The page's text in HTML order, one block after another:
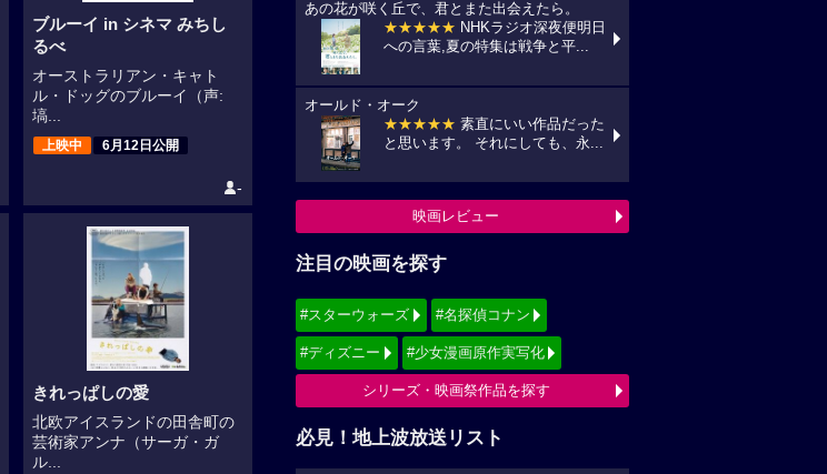
ブルーイ in シネマ みちし
るべ
オーストラリアン・キャト
ル・ドッグのブルーイ（声:
塙...
上映中 6月12日公開
-
きれっぱしの愛
北欧アイスランドの田舎町の
芸術家アンナ（サーガ・ガ
ル...
あの花が咲く丘で、君とまた出会えたら。
★★★★★ NHKラジオ深夜便明日
への言葉,夏の特集は戦争と平...
オールド・オーク
★★★★★ 素直にいい作品だった
と思います。 それにしても、永...
映画レビュー
注目の映画を探す
#スターウォーズ #名探偵コナン
#ディズニー #少女漫画原作実写化
シリーズ・映画祭作品を探す
必見！地上波放送リスト